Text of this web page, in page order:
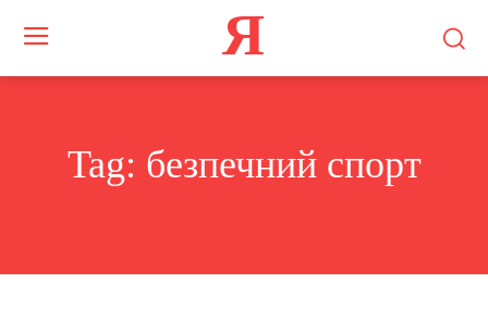
Я
Tag: безпечний спорт